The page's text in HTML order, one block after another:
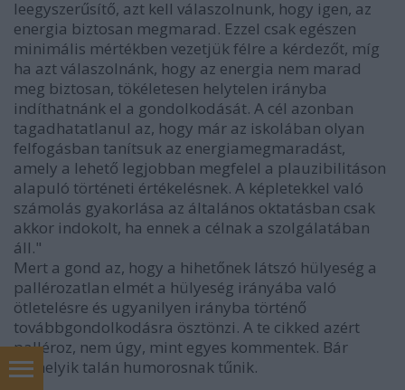
leegyszerűsítő, azt kell válaszolnunk, hogy igen, az
energia biztosan megmarad. Ezzel csak egészen
minimális mértékben vezetjük félre a kérdezőt, míg
ha azt válaszolnánk, hogy az energia nem marad
meg biztosan, tökéletesen helytelen irányba
indíthatnánk el a gondolkodását. A cél azonban
tagadhatatlanul az, hogy már az iskolában olyan
felfogásban tanítsuk az energiamegmaradást,
amely a lehető legjobban megfelel a plauzibilitáson
alapuló történeti értékelésnek. A képletekkel való
számolás gyakorlása az általános oktatásban csak
akkor indokolt, ha ennek a célnak a szolgálatában
áll."
Mert a gond az, hogy a hihetőnek látszó hülyeség a
pallérozatlan elmét a hülyeség irányába való
ötletelésre és ugyanilyen irányba történő
továbbgondolkodásra ösztönzi. A te cikked azért
palléroz, nem úgy, mint egyes kommentek. Bár
némelyik talán humorosnak tűnik.